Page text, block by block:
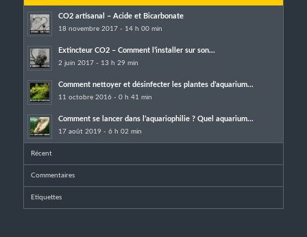
CO2 artisanal – Acide et Bicarbonate
18 novembre 2017 - 14 h 00 min
Extincteur CO2 – Comment l’installer sur son...
2 juin 2017 - 13 h 29 min
Comment nettoyer et désinfecter les plantes d’aquarium...
11 octobre 2016 - 0 h 41 min
Comment se lancer dans l’aquariophilie ? Quel aquarium...
17 août 2019 - 6 h 02 min
Récent
Commentaires
Etiquettes